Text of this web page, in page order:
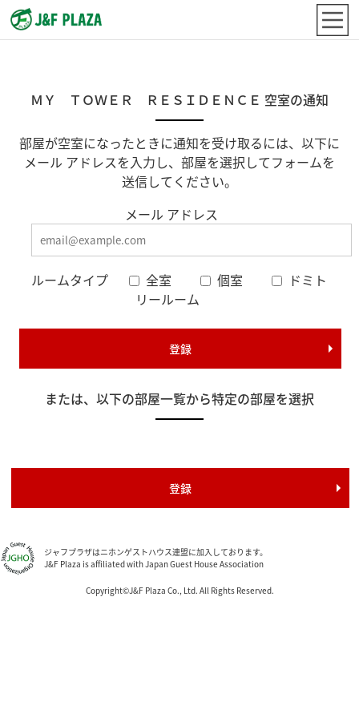
ＭＹ ＴＯＷＥＲ ＲＥＳＩＤＥＮＣＥ 空室の通知
部屋が空室になったときに通知を受け取るには、以下に
メール アドレスを入力し、部屋を選択してフォームを
送信してください。
メール アドレス
ルームタイプ 全室 個室
ドミト
リールーム
または、以下の部屋一覧から特定の部屋を選択
ジャフプラザはニホンゲストハウス連盟に加入しております。
J&F Plaza is affiliated with Japan Guest House Association
Copyright©J&F Plaza Co., Ltd. All Rights Reserved.